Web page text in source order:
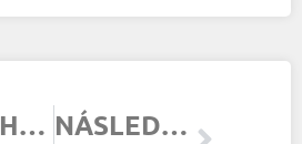
PŘEDCHOZÍ ČLÁNEK NÁSLEDUJÍCÍ ČLÁNEK